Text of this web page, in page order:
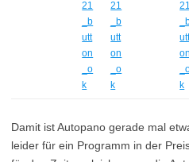
Damit ist Autopano gerade mal
leider für ein Programm in der